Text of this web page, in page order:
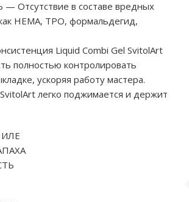
Отсутствие в составе вредных
HEMA, TPO, формальдегид,
Liquid Combi Gel SvitolArt
полностью контролировать
ускоряя работу мастера.
легко поджимается и держит